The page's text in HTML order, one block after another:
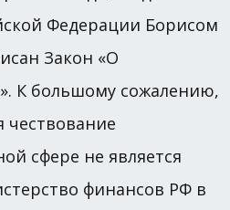
Федерации Борисом
Закон «О
К большому сожалению,
чествование
сфере не является
финансов РФ в